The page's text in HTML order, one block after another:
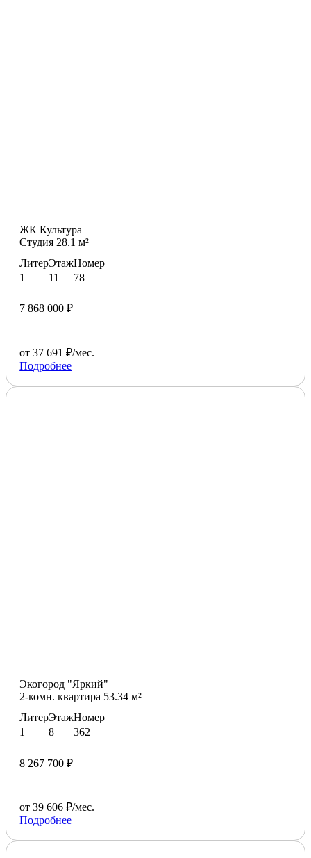
ЖК Культура
Студия 28.1 м²
Литер
1
Этаж
11
Номер
78
7 868 000 ₽
от 37 691 ₽/мес.
Подробнее
Экогород "Яркий"
2-комн. квартира 53.34 м²
Литер
1
Этаж
8
Номер
362
8 267 700 ₽
от 39 606 ₽/мес.
Подробнее